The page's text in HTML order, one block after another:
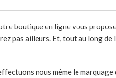
boutique en ligne vous
pas ailleurs. Et, tout au long
nous même le